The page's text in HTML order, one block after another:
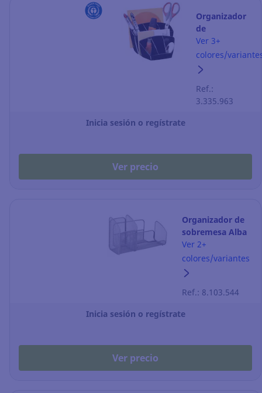
Organizador
de
sobremesa
Lyreco -
negro
Ver 3+
colores/
Ref.:
3.335.963
Inicia sesión o regístrate
Ver precio
Organizador de
sobremesa Alba
Mesh - 3
compartimentos
- plata
Ver 2+
colores/variantes
Ref.: 8.103.544
Inicia sesión o regístrate
Ver precio